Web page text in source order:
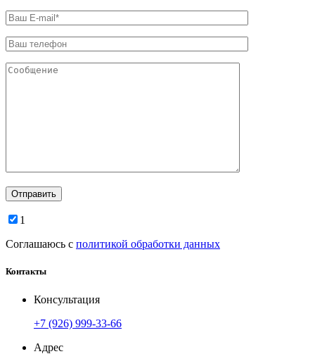
1
Соглашаюсь с политикой обработки данных
Контакты
Консультация
+7 (926) 999-33-66
Адрес